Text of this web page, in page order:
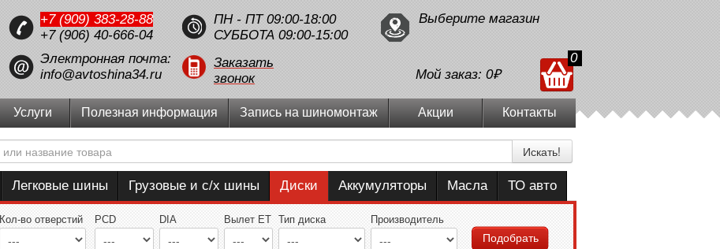
+7 (909) 383-28-88
+7 (906) 40-666-04
Электронная почта:
info@avtoshina34.ru
ПН - ПТ 09:00-18:00
СУББОТА 09:00-15:00
Заказать
звонок
Выберите магазин
Мой заказ: 0₽
0
Услуги Полезная информация Запись на шиномонтаж Акции Контакты
Искать!
Легковые шины Грузовые и с/х шины Диски Аккумуляторы Масла ТО авто
Кол-во отверстий PCD DIA Вылет ET Тип диска Производитель
Подобрать